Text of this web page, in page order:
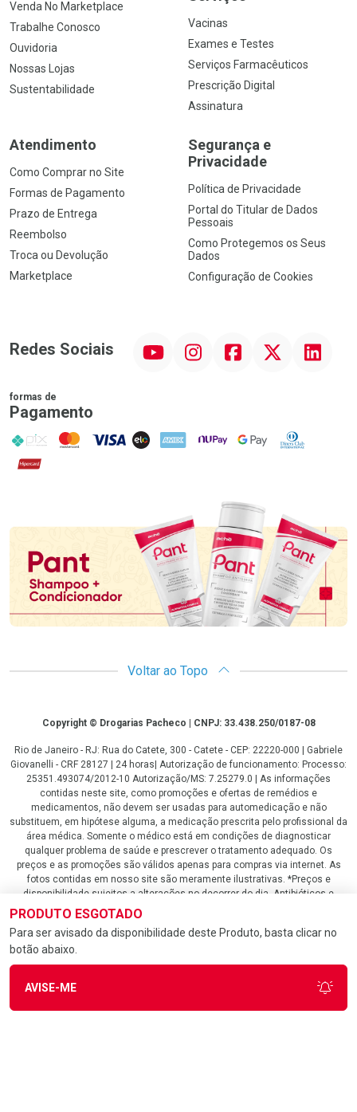
PRODUTO ESGOTADO
Para ser avisado da disponibilidade deste Produto, basta clicar no
botão abaixo.
AVISE-ME
Venda No Marketplace
Trabalhe Conosco
Ouvidoria
Nossas Lojas
Sustentabilidade
Vacinas
Exames e Testes
Serviços Farmacêuticos
Prescrição Digital
Assinatura
Atendimento
Como Comprar no Site
Formas de Pagamento
Prazo de Entrega
Reembolso
Troca ou Devolução
Marketplace
Segurança e
Privacidade
Política de Privacidade
Portal do Titular de Dados
Pessoais
Como Protegemos os Seus
Dados
Configuração de Cookies
Redes Sociais InstagramFacebook Linkedin
formas de
Pagamento
PIX MasterCard
VISA ELO AMEX NuPay Google PayDiners Club
Hipercard
Promoção em Destaque
Voltar ao Topo
CopyrightCopyright © Drogarias Pacheco | CNPJ: 33.438.250/0187-08
Rio de Janeiro - RJ: Rua do Catete, 300 - Catete - CEP: 22220-000 | Gabriele
Giovanelli - CRF 28127 | 24 horas| Autorização de funcionamento: Processo:
25351.493074/2012-10 Autorização/MS: 7.25279.0 | As informações
contidas neste site, como promoções e ofertas de remédios e
medicamentos, não devem ser usadas para automedicação e não
substituem, em hipótese alguma, a medicação prescrita pelo profissional da
área médica. Somente o médico está em condições de diagnosticar
qualquer problema de saúde e prescrever o tratamento adequado. Os
preços e as promoções são válidos apenas para compras via internet. As
fotos contidas em nosso site são meramente ilustrativas. *Preços e
disponibilidade sujeitos a alterações no decorrer do dia. Antibióticos e
antimicrobianos vendas apenas em lojas físicas ou televendas. Portaria nº
344 - 01/02/1999 - Ministério da Saúde. Horário de funcionamento Central
de Vendas e Atendimento ao Cliente 4020 4404 ou 0800 282 10 10 de
LGPD Aceite os Cookies